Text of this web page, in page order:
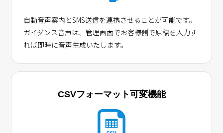
自動音声案内とSMS送信を連携させることが可能です。
ガイダンス音声は、管理画面でお客様側で原稿を入力す
れば即時に音声生成いたします。
CSVフォーマット可変機能